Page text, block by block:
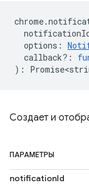
chrome.
options :
callback? :
) :
Создает и
ПАРАМЕТРЫ
notificationId